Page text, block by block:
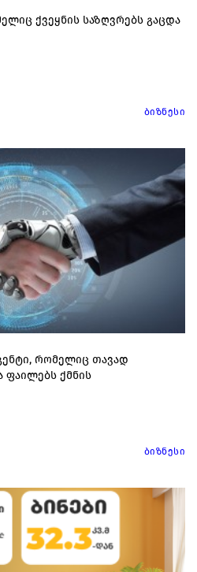
ქვეყნის საზღვრებს გაცდა
ბიზნესი
რომელიც თავად
ფაილებს ქმნის
ბიზნესი